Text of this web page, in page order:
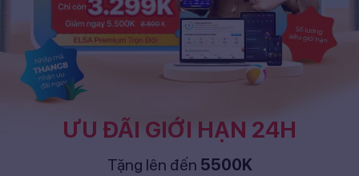
ƯU ĐÃI GIỚI HẠN 24H
Tặng lên đến 5500K